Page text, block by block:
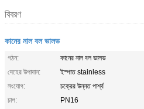
বিবরণ
কানের নাল বল ভালভ
গঠন:
কানের নাল বল ভালভ
দেহের উপাদান:
ইস্পাত stainless
সংযোগ:
চক্রের উন্নত পার্শ্ব
চাপ:
PN16